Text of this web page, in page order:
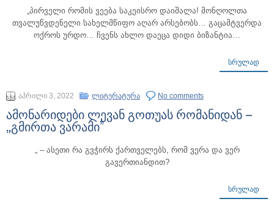
„პირველი რომის ვეება საკეისრო დაიშალა! მონღოლთა
თვალუწვდენელი სახელმწიფო აღარ არსებობს… გაცამტვერდა
ოქროს ურდო… ჩვენს ახლო დაეცა დიდი ბიზანტია…
ᲡᲠᲣᲚᲐᲓ
აპრილი 3, 2022 ლიტერატურა No comments
ამონარიდები ლევან გოთუას რომანიდან –
„გმირთა ვარამი”
„ – ასეთი რა გვჭირს ქართველებს, რომ ვერა და ვერ
გავერთიანდით?
ᲡᲠᲣᲚᲐᲓ